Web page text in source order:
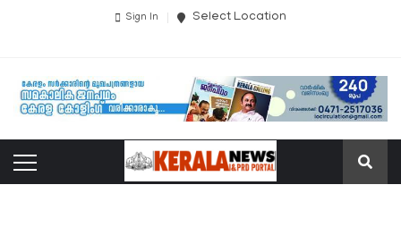
Sign In Select Location